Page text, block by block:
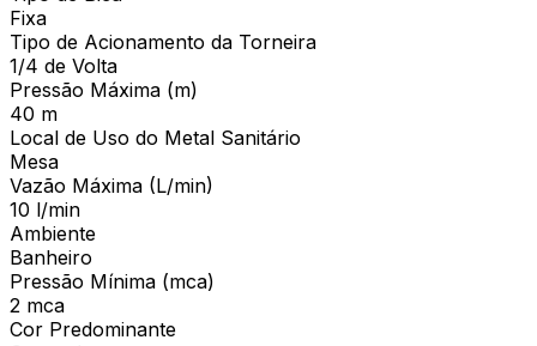
Fixa
Tipo de Acionamento da Torneira
1/4 de Volta
Pressão Máxima (m)
40 m
Local de Uso do Metal Sanitário
Mesa
Vazão Máxima (L/min)
10 l/min
Ambiente
Banheiro
Pressão Mínima (mca)
2 mca
Cor Predominante